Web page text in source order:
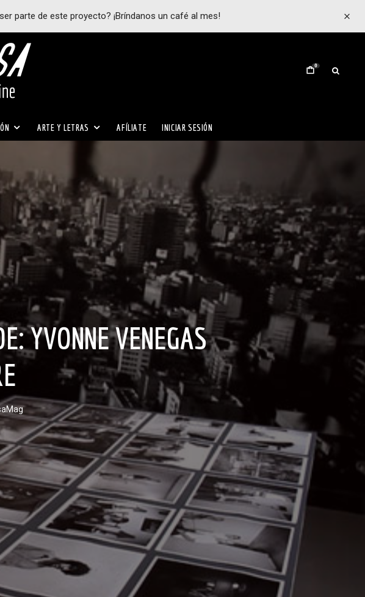
parte de este proyecto? ¡Bríndanos un café al mes!
0
ARTE Y LETRAS AFÍLIATE INICIAR SESIÓN